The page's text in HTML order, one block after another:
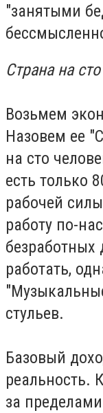
"занятыми
Страна на
Возьмем
Назовем ее
на сто
есть только
рабочей
работу по-
безработных
работать,
стульев.
Базовый
реальность.
за